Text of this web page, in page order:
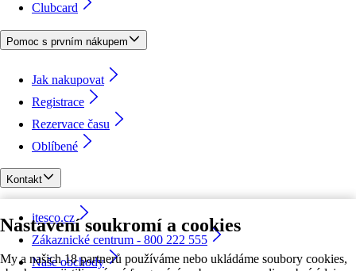
Nastavení soukromí a cookies
My a našich 18 partnerů používáme nebo ukládáme soubory cookies,
Clubcard
Pomoc s prvním nákupem
Jak nakupovat
Registrace
Rezervace času
Oblíbené
Kontakt
itesco.cz
Zákaznické centrum - 800 222 555
Naše obchody